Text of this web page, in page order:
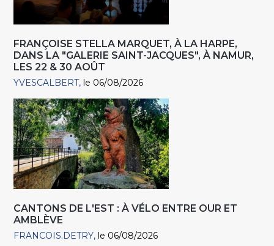
FRANÇOISE STELLA MARQUET, À LA HARPE,
DANS LA "GALERIE SAINT-JACQUES", À NAMUR,
LES 22 & 30 AOÛT
YVESCALBERT le 06/08/2026
CANTONS DE L'EST : À VÉLO ENTRE OUR ET
AMBLÈVE
FRANCOIS.DETRY le 06/08/2026